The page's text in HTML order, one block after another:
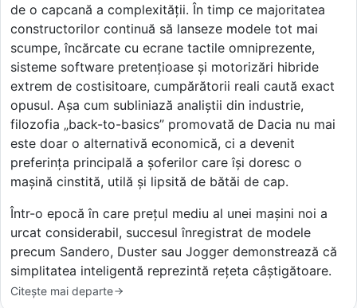
de o capcană a complexității. În timp ce majoritatea
constructorilor continuă să lanseze modele tot mai
scumpe, încărcate cu ecrane tactile omniprezente,
sisteme software pretențioase și motorizări hibride
extrem de costisitoare, cumpărătorii reali caută exact
opusul. Așa cum subliniază analiștii din industrie,
filozofia „back-to-basics” promovată de Dacia nu mai
este doar o alternativă economică, ci a devenit
preferința principală a șoferilor care își doresc o
mașină cinstită, utilă și lipsită de bătăi de cap.
Într-o epocă în care prețul mediu al unei mașini noi a
urcat considerabil, succesul înregistrat de modele
precum Sandero, Duster sau Jogger demonstrează că
simplitatea inteligentă reprezintă rețeta câștigătoare.
Citește mai departe